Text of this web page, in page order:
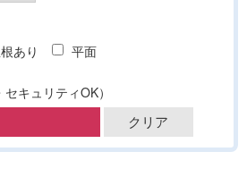
あり
平面
キュリティOK）